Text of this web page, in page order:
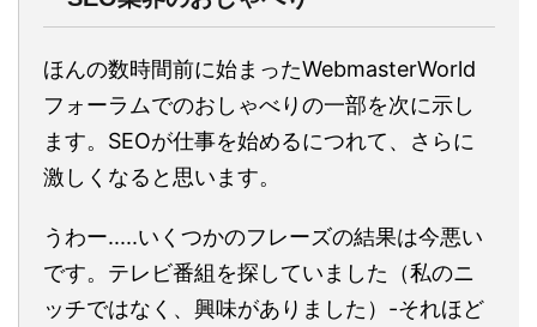
ほんの数時間前に始まったWebmasterWorld
フォーラムでのおしゃべりの一部を次に示し
ます。SEOが仕事を始めるにつれて、さらに
激しくなると思います。
うわー.....いくつかのフレーズの結果は今悪い
です。テレビ番組を探していました（私のニ
ッチではなく、興味がありました）-それほど